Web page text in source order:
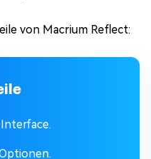
von Macrium Reflect: